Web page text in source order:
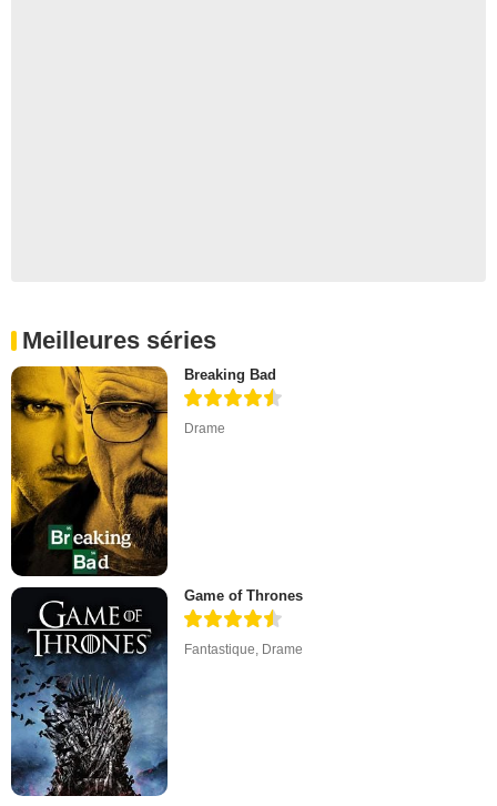
Meilleures séries
Breaking Bad
Drame
Game of Thrones
Fantastique Drame